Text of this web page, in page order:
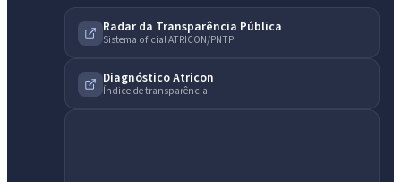
Radar da Transparência Pública
Sistema oficial ATRICON/PNTP
Diagnóstico Atricon
Índice de transparência
IntGest AI
Assistente do Portal
Olá. Pergunte sobre serviços, notícias, legislação, Diário Oficial,